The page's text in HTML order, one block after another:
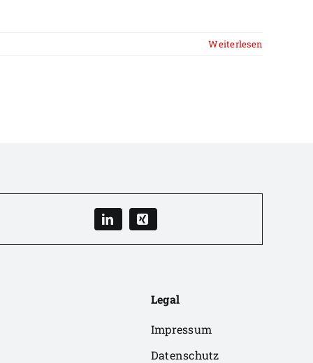
Weiterlesen
Legal
Impressum
Datenschutz